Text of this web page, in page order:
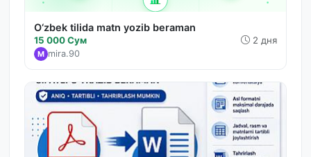
O‘zbek tilida matn yozib beraman
15 000 Сум 2 дня
M mira.90